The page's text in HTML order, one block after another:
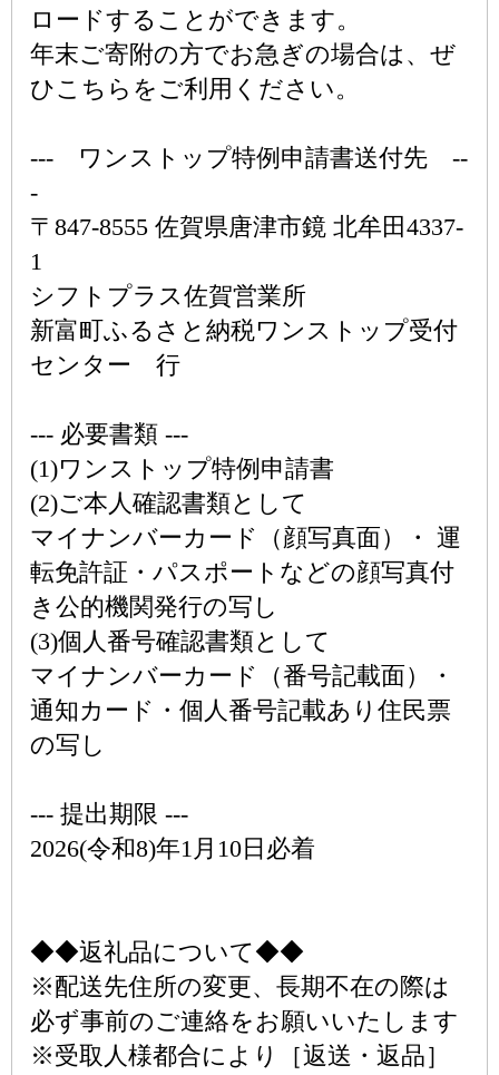
ロードすることができます。
年末ご寄附の方でお急ぎの場合は、ぜ
ひこちらをご利用ください。
--- ワンストップ特例申請書送付先 --
-
〒847-8555 佐賀県唐津市鏡 北牟田4337-
1
シフトプラス佐賀営業所
新富町ふるさと納税ワンストップ受付
センター 行
--- 必要書類 ---
(1)ワンストップ特例申請書
(2)ご本人確認書類として
マイナンバーカード（顔写真面）・ 運
転免許証・パスポートなどの顔写真付
き公的機関発行の写し
(3)個人番号確認書類として
マイナンバーカード（番号記載面）・
通知カード・個人番号記載あり住民票
の写し
--- 提出期限 ---
2026(令和8)年1月10日必着
◆◆返礼品について◆◆
※配送先住所の変更、長期不在の際は
必ず事前のご連絡をお願いいたします
※受取人様都合により［返送・返品］